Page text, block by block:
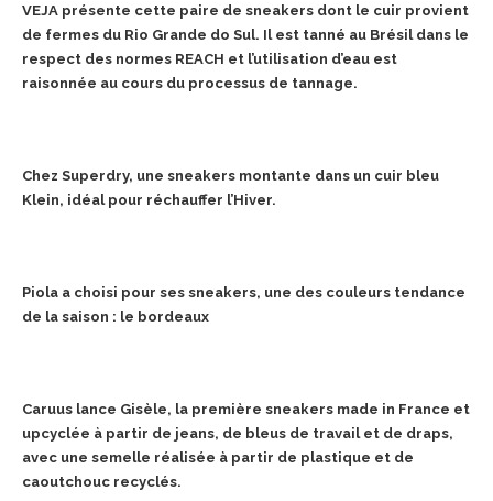
VEJA présente cette paire de sneakers dont le cuir provient
de fermes du Rio Grande do Sul. Il est tanné au Brésil dans le
respect des normes REACH et l’utilisation d’eau est
raisonnée au cours du processus de tannage.
Chez Superdry, une sneakers montante dans un cuir bleu
Klein, idéal pour réchauffer l’Hiver.
Piola a choisi pour ses sneakers, une des couleurs tendance
de la saison : le bordeaux
Caruus lance Gisèle, la première sneakers made in France et
upcyclée à partir de jeans, de bleus de travail et de draps,
avec une semelle réalisée à partir de plastique et de
caoutchouc recyclés.